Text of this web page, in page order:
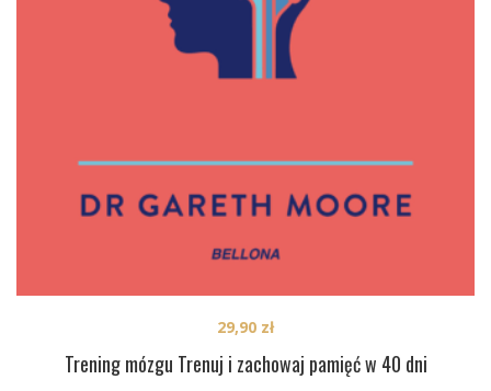
Trening mózgu Trenuj i zachowaj pamięć w 40 dni
29,90 zł